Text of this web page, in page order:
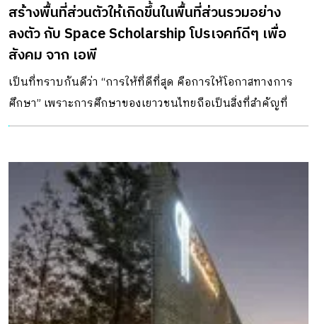
สร้างพื้นที่ส่วนตัวให้เกิดขึ้นในพื้นที่ส่วนรวมอย่าง
ลงตัว กับ Space Scholarship โปรเจคท์ดีๆ เพื่อ
สังคม จาก เอพี
เป็นที่ทราบกันดีว่า “การให้ที่ดีที่สุด คือการให้โอกาสทางการ
ศึกษา” เพราะการศึกษาของเยาวชนไทยถือเป็นสิ่งที่สำคัญที่
สามารถใช้เป็นตัวกำหนดอนาคตของประเทศเราได้